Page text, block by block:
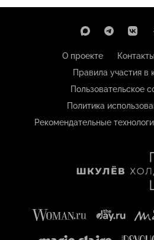
О проекте Контакты
Правила участия в
Пользовательское
Политика
Рекомендательные